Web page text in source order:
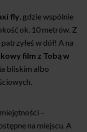
fly, gdzie wspólnie
ok. 10 metrów. Z
w dół! A na
film z Tobą w
bliskim albo
–
na miejscu. A